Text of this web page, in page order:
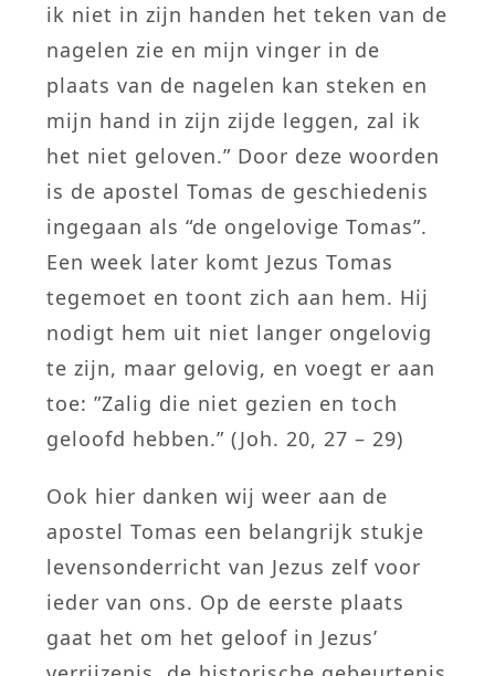
ik niet in zijn handen het teken van de
nagelen zie en mijn vinger in de
plaats van de nagelen kan steken en
mijn hand in zijn zijde leggen, zal ik
het niet geloven.” Door deze woorden
is de apostel Tomas de geschiedenis
ingegaan als “de ongelovige Tomas”.
Een week later komt Jezus Tomas
tegemoet en toont zich aan hem. Hij
nodigt hem uit niet langer ongelovig
te zijn, maar gelovig, en voegt er aan
toe: ”Zalig die niet gezien en toch
geloofd hebben.” (Joh. 20, 27 – 29)
Ook hier danken wij weer aan de
apostel Tomas een belangrijk stukje
levensonderricht van Jezus zelf voor
ieder van ons. Op de eerste plaats
gaat het om het geloof in Jezus’